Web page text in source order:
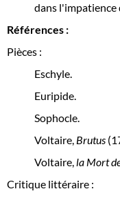
dans l'impatience
Références :
Pièces :
Eschyle.
Euripide.
Sophocle.
Voltaire, Brutus
Voltaire, la Mort
Critique littéraire :